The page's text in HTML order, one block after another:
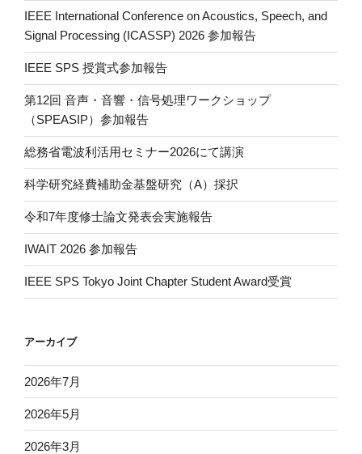
IEEE International Conference on Acoustics, Speech, and
Signal Processing (ICASSP) 2026 参加報告
IEEE SPS 授賞式参加報告
第12回 音声・音響・信号処理ワークショップ
（SPEASIP）参加報告
総務省電波利活用セミナー2026にて講演
科学研究経費補助金基盤研究（A）採択
令和7年度修士論文発表会実施報告
IWAIT 2026 参加報告
IEEE SPS Tokyo Joint Chapter Student Award受賞
アーカイブ
2026年7月
2026年5月
2026年3月